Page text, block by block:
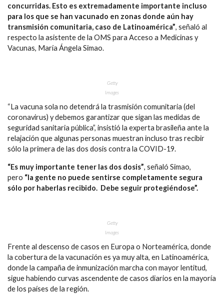
concurridas. Esto es extremadamente importante incluso
para los que se han vacunado en zonas donde aún hay
transmisión comunitaria, caso de Latinoamérica”, señaló al
respecto la asistente de la OMS para Acceso a Medicinas y
Vacunas, María Ángela Simao.
Getty
Images
“La vacuna sola no detendrá la trasmisión comunitaria (del
coronavirus) y debemos garantizar que sigan las medidas de
seguridad sanitaria pública”, insistió la experta brasileña ante la
relajación que algunas personas muestran incluso tras recibir
sólo la primera de las dos dosis contra la COVID-19.
“Es muy importante tener las dos dosis”, señaló Simao,
pero “la gente no puede sentirse completamente segura
sólo por haberlas recibido. Debe seguir protegiéndose”.
Getty
Images
Frente al descenso de casos en Europa o Norteamérica, donde
la cobertura de la vacunación es ya muy alta, en Latinoamérica,
donde la campaña de inmunización marcha con mayor lentitud,
sigue habiendo curvas ascendente de casos diarios en la mayoría
de los países de la región.